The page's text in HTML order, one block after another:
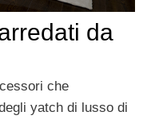
da
che
yatch di lusso di